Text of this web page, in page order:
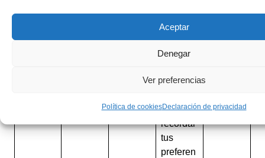
Aceptar
Denegar
Ver preferencias
Política de cookiesDeclaración de privacidad
contiene
un ID
único
Google
para
recordar
tus
preferen